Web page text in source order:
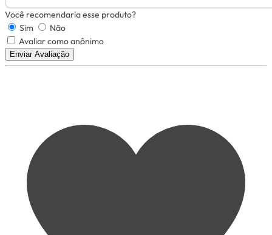
Você recomendaria esse produto?
Sim
Não
Avaliar como anônimo
Enviar Avaliação